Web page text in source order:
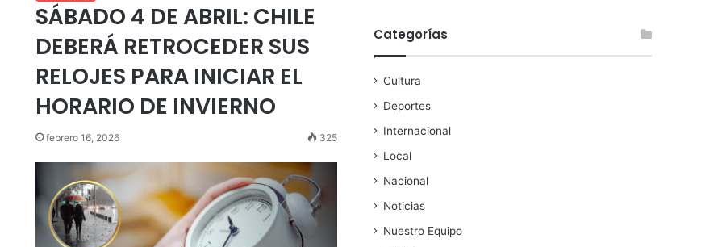
SÁBADO 4 DE ABRIL: CHILE
DEBERÁ RETROCEDER SUS
RELOJES PARA INICIAR EL
HORARIO DE INVIERNO
febrero 16, 2026 325
Categorías
Cultura
Deportes
Internacional
Local
Nacional
Noticias
Nuestro Equipo